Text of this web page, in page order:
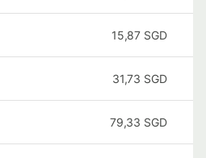
15,87 SGD
31,73 SGD
79,33 SGD